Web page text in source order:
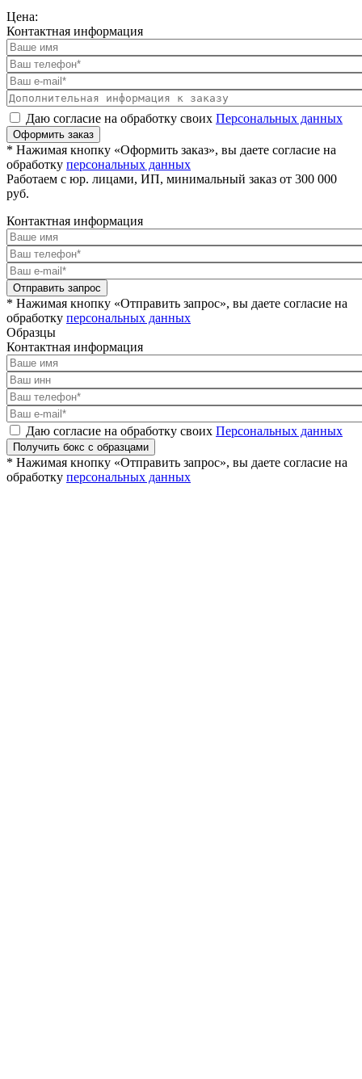
Цена:
Контактная информация
Даю согласие на обработку своих Персональных данных
Оформить заказ
* Нажимая кнопку «Оформить заказ», вы даете согласие на
обработку персональных данных
Работаем с юр. лицами, ИП, минимальный заказ от 300 000
руб.
Контактная информация
Отправить запрос
* Нажимая кнопку «Отправить запрос», вы даете согласие на
обработку персональных данных
Образцы
Контактная информация
Даю согласие на обработку своих Персональных данных
Получить бокс с образцами
* Нажимая кнопку «Отправить запрос», вы даете согласие на
обработку персональных данных